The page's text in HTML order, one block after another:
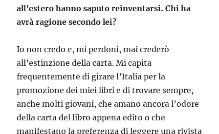
all’estero hanno saputo reinventarsi. Chi ha
avrà ragione secondo lei?
Io non credo e, mi perdoni, mai crederò
all’estinzione della carta. Mi capita
frequentemente di girare l’Italia per la
promozione dei miei libri e di trovare sempre,
anche molti giovani, che amano ancora l’odore
della carta del libro appena edito o che
manifestano la preferenza di leggere una rivista